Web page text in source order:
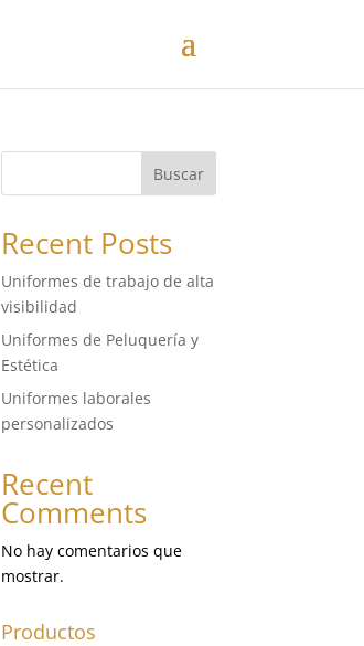
Buscar
Recent Posts
Uniformes de trabajo de alta
visibilidad
Uniformes de Peluquería y
Estética
Uniformes laborales
personalizados
Recent
Comments
No hay comentarios que
mostrar.
Productos